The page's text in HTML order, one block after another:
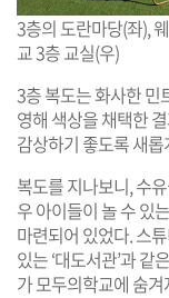
3층의 도란마당(좌),
교 3층 교실(우)
3층 복도는 화사한 민
영해 색상을 채택한
감상하기 좋도록 새
복도를 지나보니, 수
우 아이들이 놀 수 있
마련되어 있었다. 스
있는 ‘대도서관’과
가 모두의학교에 숨